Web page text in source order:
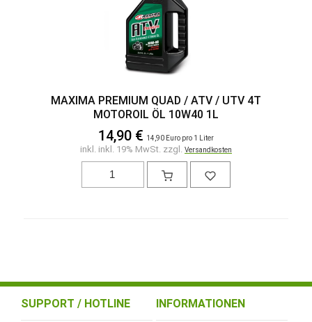
MAXIMA PREMIUM QUAD / ATV / UTV 4T
MOTOROIL ÖL 10W40 1L
14,90 € 14,90 Euro pro 1 Liter
inkl. inkl. 19% MwSt. zzgl. Versandkosten
SUPPORT / HOTLINE INFORMATIONEN